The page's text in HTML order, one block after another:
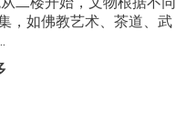
，如佛教艺术、茶道、武